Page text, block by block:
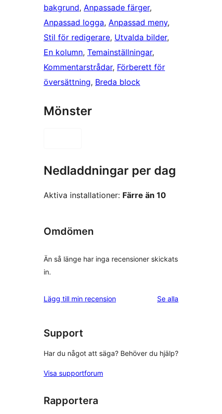
bakgrund, Anpassade färger
Anpassad logga, Anpassad meny
Stil för redigerare, Utvalda bilder
En kolumn, Temainställningar
Kommentarstrådar, Förberett för
översättning, Breda block
Mönster
Nedladdningar per dag
Aktiva installationer: Färre än 10
Omdömen
Än så länge har inga recensioner skickats
in.
Lägg till min recension Se alla
Support
Har du något att säga? Behöver du hjälp?
Visa supportforum
Rapportera